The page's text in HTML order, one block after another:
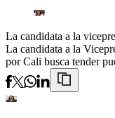
La candidata a la
La candidata a la
por Cali busca tender